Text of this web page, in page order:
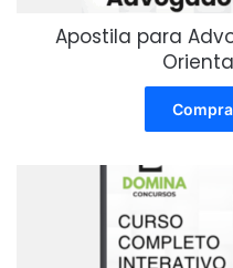
Apostila para